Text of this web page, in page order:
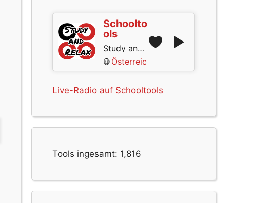
Schoolto
ols
Study and Relax
Österreich
Live-Radio auf Schooltools
Tools ingesamt: 1,816